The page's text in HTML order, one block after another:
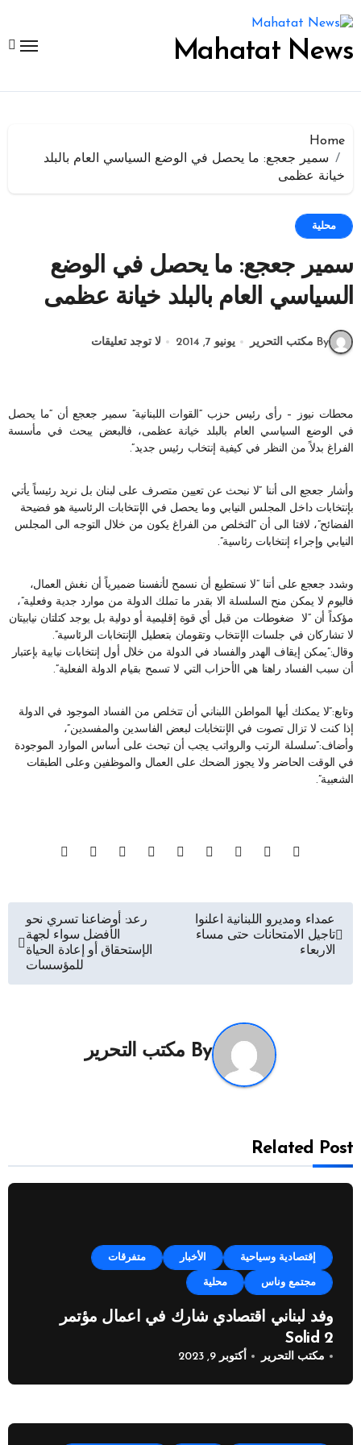
إلى
المحتوى
Mahatat News
Home
سمير جعجع: ما يحصل في الوضع السياسي العام بالبلد
خيانة عظمى
محلية
سمير جعجع: ما يحصل في الوضع
السياسي العام بالبلد خيانة عظمى
By مكتب التحرير يونيو 7, 2014 لا توجد تعليقات
محطات نيوز – رأى رئيس حزب “القوات اللبنانية” سمير جعجع أن “ما يحصل
في الوضع السياسي العام بالبلد خيانة عظمى، فالبعض يبحث في مأسسة
الفراغ بدلاً من النظر في كيفية إنتخاب رئيس جديد”.
وأشار جعجع الى أننا “لا نبحث عن تعيين متصرف على لبنان بل نريد رئيساً يأتي
بإنتخابات داخل المجلس النيابي وما يحصل في الإنتخابات الرئاسية هو فضيحة
الفضائح”، لافتا الى أن “التخلص من الفراغ يكون من خلال التوجه الى المجلس
النيابي وإجراء إنتخابات رئاسية”.
وشدد جعجع على أننا “لا نستطيع أن نسمح لأنفسنا ضميرياً أن نغش العمال،
فاليوم لا يمكن منح السلسلة الا بقدر ما تملك الدولة من موارد جدية وفعلية”،
مؤكداً أن “لا ضغوطات من قبل أي قوة إقليمية أو دولية بل يوجد كتلتان نيابيتان
لا تشاركان في جلسات الإنتخاب وتقومان بتعطيل الإنتخابات الرئاسية”.
وقال:”يمكن إيقاف الهدر والفساد في الدولة من خلال أول إنتخابات نيابية بإعتبار
أن سبب الفساد راهنا هي الأحزاب التي لا تسمح بقيام الدولة الفعلية”.
وتابع:”لا يمكنك أيها المواطن اللبناني أن تتخلص من الفساد الموجود في الدولة
إذا كنت لا تزال تصوت في الإنتخابات لبعض الفاسدين والمفسدين”،
وأضاف:”سلسلة الرتب والرواتب يجب أن تبحث على أساس الموارد الموجودة
في الوقت الحاضر ولا يجوز الضحك على العمال والموظفين وعلى الطبقات
الشعبية”.
تصفّح
المقالات
عمداء ومديرو اللبنانية اعلنوا
تاجيل الامتحانات حتى مساء
الاربعاء
رعد: أوضاعنا تسري نحو
الأفضل سواء لجهة
الإستحقاق أو إعادة الحياة
للمؤسسات
By مكتب التحرير
Related Post
إقتصادية وسياحية الأخبار متفرقات
مجتمع وناس محلية
وفد لبناني اقتصادي شارك في اعمال مؤتمر
Solid 2
مكتب التحرير أكتوبر 9, 2023